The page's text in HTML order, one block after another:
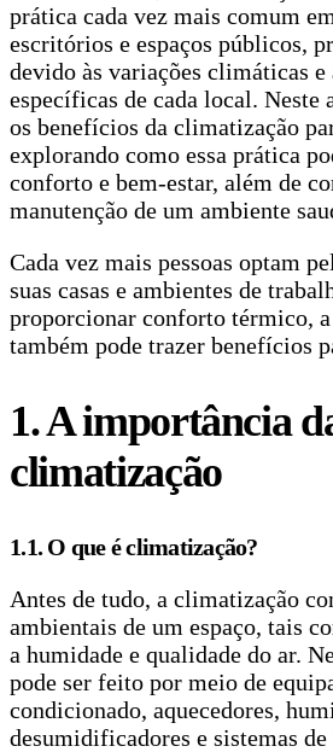
prática cada vez mais comum
escritórios e espaços públicos,
devido às variações climáticas e
específicas de cada local. Neste
os benefícios da climatização
explorando como essa prática
conforto e bem-estar, além de
manutenção de um ambiente
Cada vez mais pessoas optam
suas casas e ambientes de
proporcionar conforto térmico,
também pode trazer benefícios
1. A importância
climatização
1.1. O que é climatização?
Antes de tudo, a climatização
ambientais de um espaço, tais
a humidade e qualidade do ar.
pode ser feito por meio de
condicionado, aquecedores,
desumidificadores e sistemas